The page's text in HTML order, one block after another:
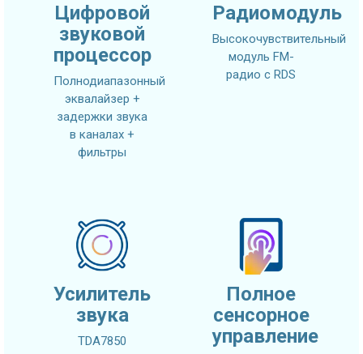
Цифровой
звуковой
процессор
Полнодиапазонный
эквалайзер +
задержки звука
в каналах +
фильтры
Радиомодуль
Высокочувствительный
модуль FM-
радио с RDS
Усилитель
звука
TDA7850
Полное
сенсорное
управление